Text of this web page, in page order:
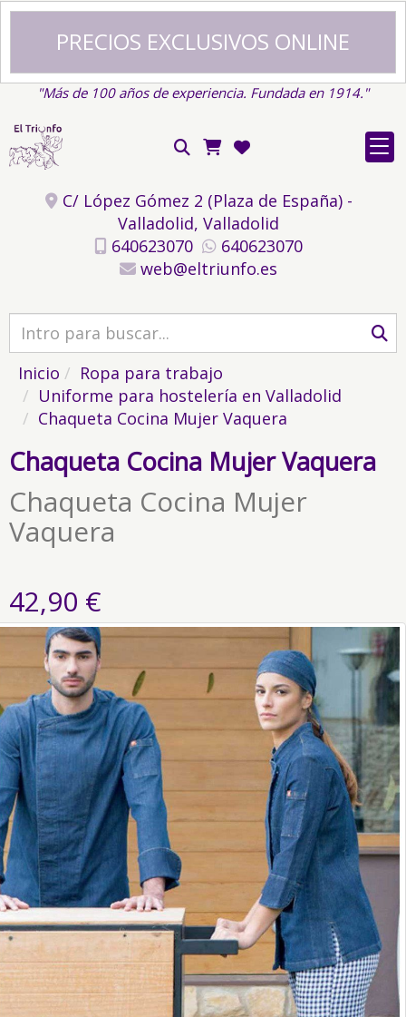
PRECIOS EXCLUSIVOS ONLINE
"Más de 100 años de experiencia. Fundada en 1914."
C/ López Gómez 2 (Plaza de España) -
Valladolid, Valladolid
640623070
640623070
web
eltriunfo.es
Inicio
Ropa para trabajo
Uniforme para hostelería en Valladolid
Chaqueta Cocina Mujer Vaquera
Chaqueta Cocina Mujer Vaquera
Chaqueta Cocina Mujer
Vaquera
42,90 €